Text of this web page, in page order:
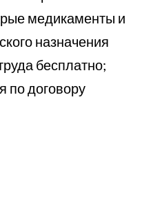
медикаменты и
назначения
бесплатно;
по договору